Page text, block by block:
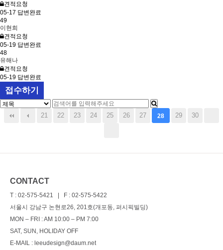
견적요청
05-17 답변완료
49
이현희
견적요청
05-19 답변완료
48
유해나
견적요청
05-19 답변완료
접수하기
21 22 23 24 25 26 27 28 29 30
CONTACT
T : 02-575-5421 | F : 02-575-5422
서울시 강남구 논현로26, 201호(개포동, 퍼시픽빌딩)
MON – FRI : AM 10:00 – PM 7:00
SAT, SUN, HOLIDAY OFF
E-MAIL : leeudesign@daum.net